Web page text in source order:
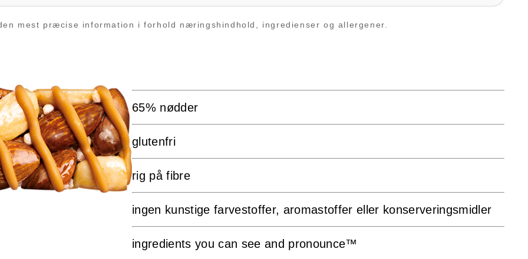
mest præcise information i forhold næringshindhold, ingredienser og allergener.
65% nødder
glutenfri
rig på fibre
ingen kunstige farvestoffer, aromastoffer eller konserveringsmidler
ingredients you can see and pronounce™